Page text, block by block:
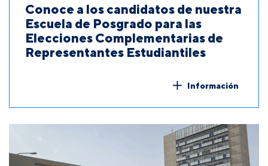
Conoce a los candidatos de nuestra
Escuela de Posgrado para las
Elecciones Complementarias de
Representantes Estudiantiles
Información